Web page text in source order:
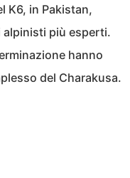
K6, in Pakistan,
alpinisti più esperti.
hanno
del Charakusa.